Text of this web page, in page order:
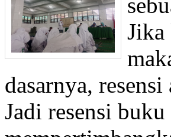
Jika
dasarnya,
Jadi resensi